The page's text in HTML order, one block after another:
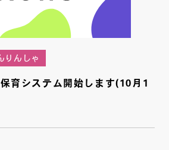
りんしゃ
育システム開始します(10月1